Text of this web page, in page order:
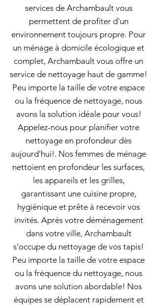
services de Archambault vous
permettent de profiter d'un
environnement toujours propre. Pour
un ménage à domicile écologique et
complet, Archambault vous offre un
service de nettoyage haut de gamme!
Peu importe la taille de votre espace
ou la fréquence de nettoyage, nous
avons la solution idéale pour vous!
Appelez-nous pour planifier votre
nettoyage en profondeur dès
aujourd'hui!. Nos femmes de ménage
nettoient en profondeur les surfaces,
les appareils et les grilles,
garantissant une cuisine propre,
hygiénique et prête à recevoir vos
invités. Après votre déménagement
dans votre ville, Archambault
s'occupe du nettoyage de vos tapis!
Peu importe la taille de votre espace
ou la fréquence du nettoyage, nous
avons une solution abordable! Nos
équipes se déplacent rapidement et